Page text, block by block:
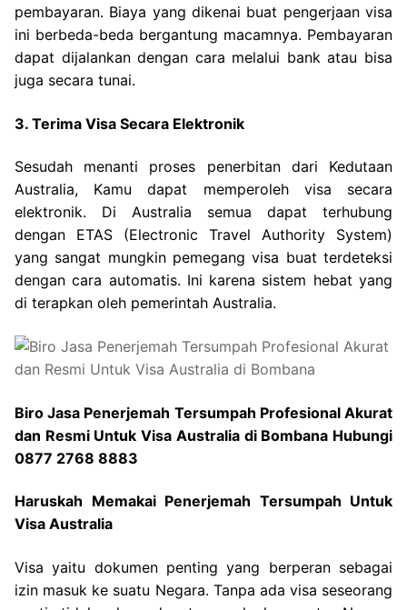
pembayaran. Biaya yang dikenai buat pengerjaan visa
ini berbeda-beda bergantung macamnya. Pembayaran
dapat dijalankan dengan cara melalui bank atau bisa
juga secara tunai.
3. Terima Visa Secara Elektronik
Sesudah menanti proses penerbitan dari Kedutaan
Australia, Kamu dapat memperoleh visa secara
elektronik. Di Australia semua dapat terhubung
dengan ETAS (Electronic Travel Authority System)
yang sangat mungkin pemegang visa buat terdeteksi
dengan cara automatis. Ini karena sistem hebat yang
di terapkan oleh pemerintah Australia.
Biro Jasa Penerjemah Tersumpah Profesional Akurat
dan Resmi Untuk Visa Australia di Bombana Hubungi
0877 2768 8883
Haruskah Memakai Penerjemah Tersumpah Untuk
Visa Australia
Visa yaitu dokumen penting yang berperan sebagai
izin masuk ke suatu Negara. Tanpa ada visa seseorang